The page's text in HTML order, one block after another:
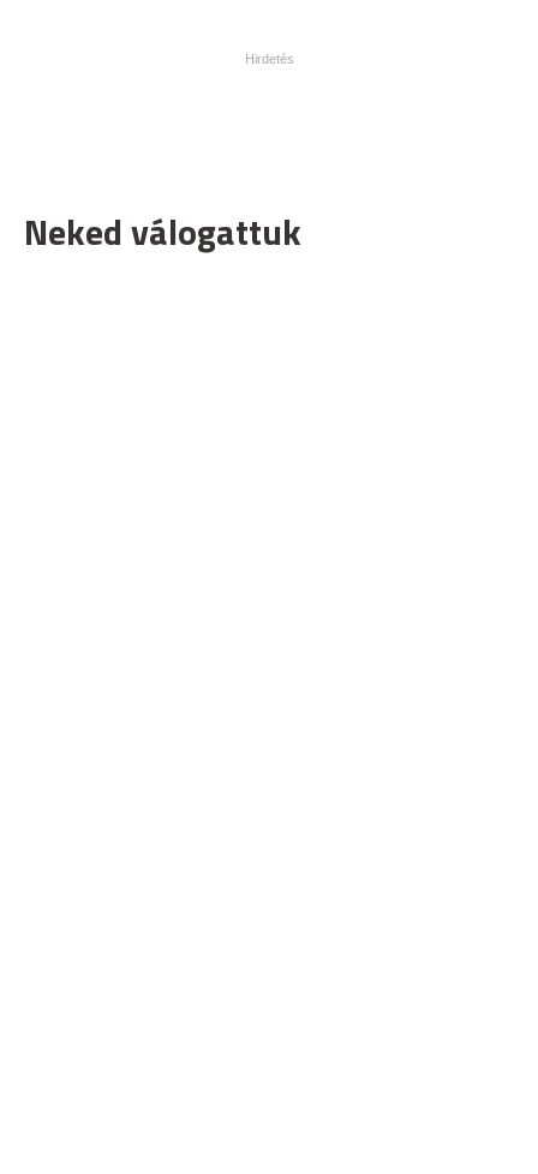
Neked válogattuk